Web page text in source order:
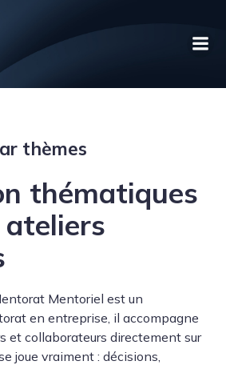
thèmes
thématiques
ateliers
Mentoriel est un
en entreprise, il accompagne
et collaborateurs directement sur
joue vraiment : décisions,